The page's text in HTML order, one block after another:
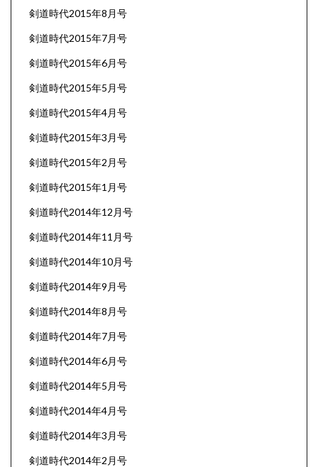
剣道時代2015年8月号
剣道時代2015年7月号
剣道時代2015年6月号
剣道時代2015年5月号
剣道時代2015年4月号
剣道時代2015年3月号
剣道時代2015年2月号
剣道時代2015年1月号
剣道時代2014年12月号
剣道時代2014年11月号
剣道時代2014年10月号
剣道時代2014年9月号
剣道時代2014年8月号
剣道時代2014年7月号
剣道時代2014年6月号
剣道時代2014年5月号
剣道時代2014年4月号
剣道時代2014年3月号
剣道時代2014年2月号